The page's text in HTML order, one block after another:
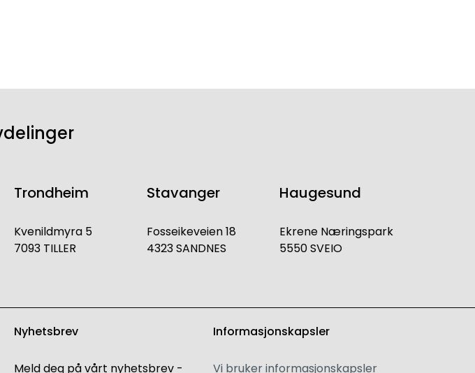
Trondheim
Kvenildmyra 5
7093 TILLER
Stavanger
Fosseikeveien 18
4323 SANDNES
Haugesund
Ekrene Næringspark
5550 SVEIO
Nyhetsbrev
Meld deg på vårt nyhetsbrev -
Informasjonskapsler
Vi bruker informasjonskapsler